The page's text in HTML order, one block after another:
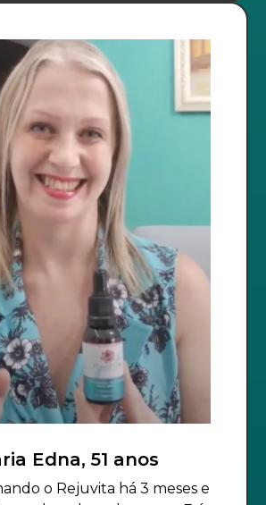
Edna, 51 anos
o Rejuvita há 3 meses e